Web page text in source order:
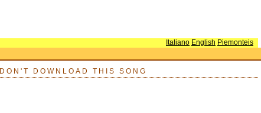
Italiano English Piemonteis
DON'T DOWNLOAD THIS SONG